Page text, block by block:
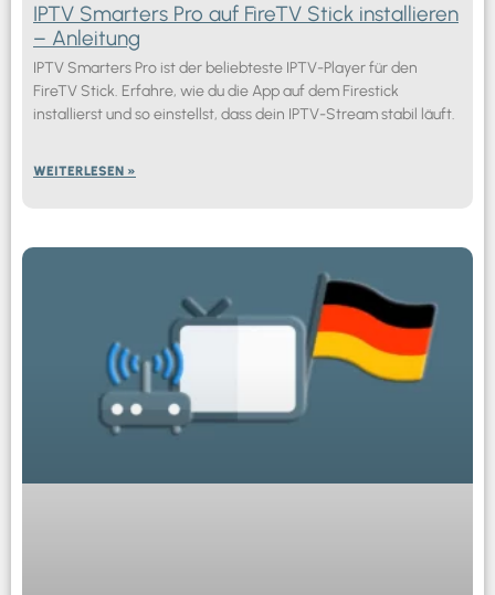
IPTV Smarters Pro auf FireTV Stick installieren
– Anleitung
IPTV Smarters Pro ist der beliebteste IPTV-Player für den
FireTV Stick. Erfahre, wie du die App auf dem Firestick
installierst und so einstellst, dass dein IPTV-Stream stabil läuft.
WEITERLESEN »